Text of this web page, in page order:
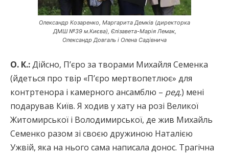
Олександр Козаренко, Маргарита Демків (директорка
ДМШ №39 м.Києва), Єлізавета-Марія Лемак,
Олександр Довгаль і Олена Садівнича
О. К.:Дійсно, П’єро за творами Михайля Семенка
(йдеться про твір «П’єро мертвопетлює» для
контртенора і камерного ансамблю – ред.) мені
подарував Київ. Я ходив у хату на розі Великої
Житомирської і Володимирської, де жив Михайль
Семенко разом зі своєю дружиною Наталією
Ужвій, яка на нього сама написала донос. Трагічна